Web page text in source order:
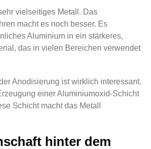
vielseitiges Metall. Das
macht es noch besser. Es
Aluminium in ein stärkeres,
das in vielen Bereichen verwendet
Anodisierung ist wirklich interessant.
einer Aluminiumoxid-Schicht
Schicht macht das Metall
hinter dem